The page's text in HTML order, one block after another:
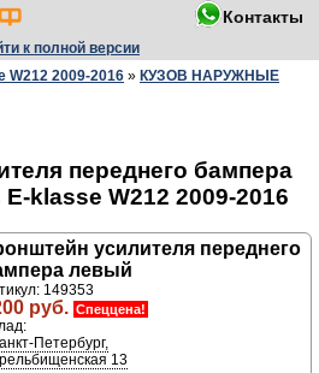
Контакты
к полной версии
W212 2009-2016 » КУЗОВ НАРУЖНЫЕ
переднего бампера
klasse W212 2009-2016
усилителя переднего
левый
149353
руб. Спеццена!
Петербург,
13